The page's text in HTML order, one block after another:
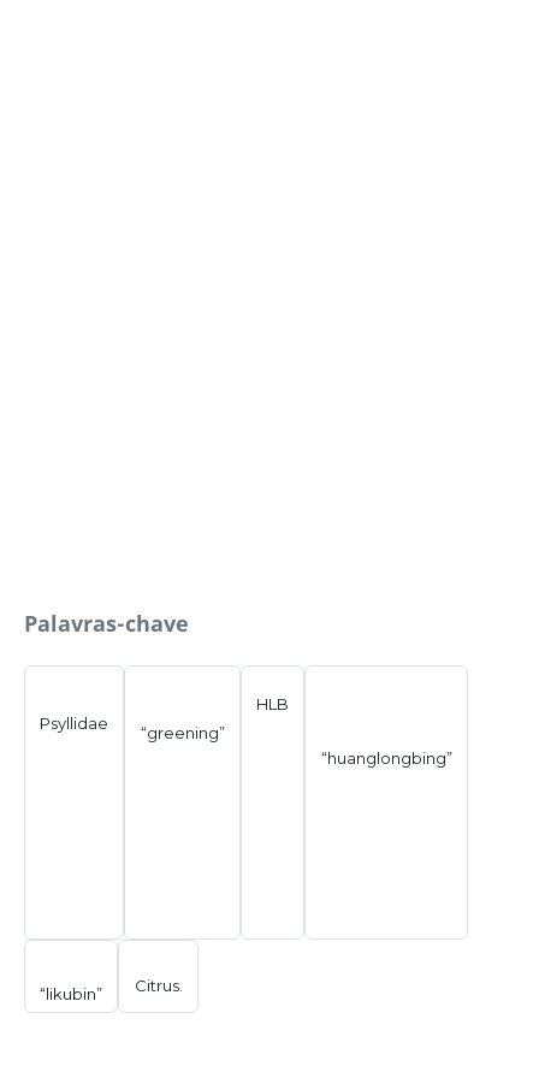
Palavras-chave
Psyllidae “greening”
HLB
“huanglongbing”
“likubin” Citrus.